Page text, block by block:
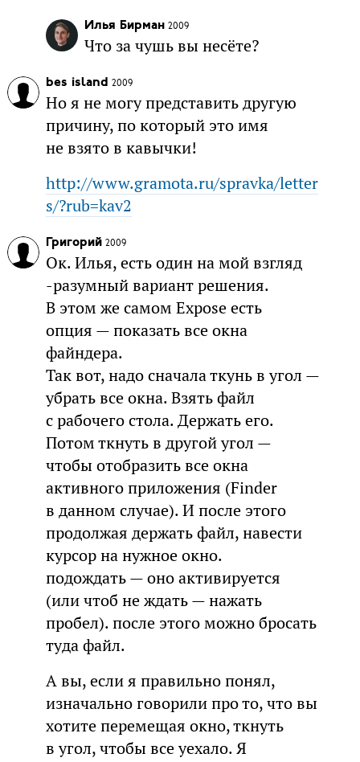
Илья Бирман 2009
Что за чушь вы несёте?
bes island 2009
Но я не могу представить другую
причину, по который это имя
не взято в кавычки!
http://www.gramota.ru/spravka/letter
s/?rub=kav2
Григорий 2009
Ок. Илья, есть один на мой взгляд
-разумный вариант решения.
В этом же самом Expose есть
опция — показать все окна
файндера.
Так вот, надо сначала ткунь в угол —
убрать все окна. Взять файл
с рабочего стола. Держать его.
Потом ткнуть в другой угол —
чтобы отобразить все окна
активного приложения (Finder
в данном случае). И после этого
продолжая держать файл, навести
курсор на нужное окно.
подождать — оно активируется
(или чтоб не ждать — нажать
пробел). после этого можно бросать
туда файл.
А вы, если я правильно понял,
изначально говорили про то, что вы
хотите перемещая окно, ткнуть
в угол, чтобы все уехало. Я